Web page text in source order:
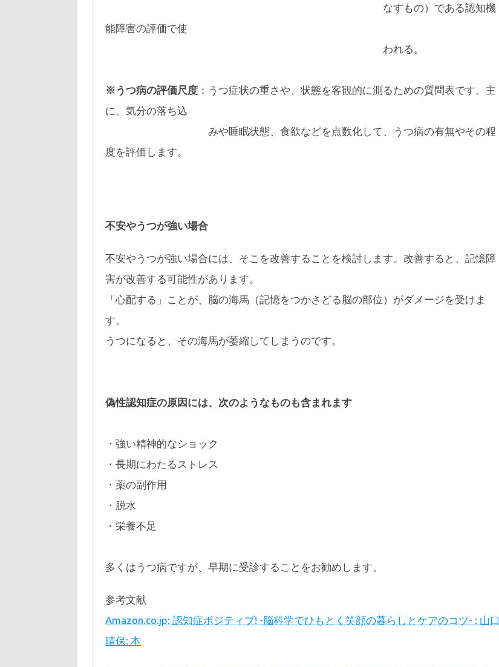
なすもの）である認知機
能障害の評価で使
われる。
※うつ病の評価尺度：うつ症状の重さや、状態を客観的に測るための質問表です。主
に、気分の落ち込
みや睡眠状態、食欲などを点数化して、うつ病の有無やその程
度を評価します。
不安やうつが強い場合
不安やうつが強い場合には、そこを改善することを検討します。改善すると、記憶障
害が改善する可能性があります。
「心配する」ことが、脳の海馬（記憶をつかさどる脳の部位）がダメージを受けま
す。
うつになると、その海馬が萎縮してしまうのです。
偽性認知症の原因には、次のようなものも含まれます
・強い精神的なショック
・長期にわたるストレス
・薬の副作用
・脱水
・栄養不足
多くはうつ病ですが、早期に受診することをお勧めします。
参考文献
Amazon.co.jp: 認知症ポジティブ! -脳科学でひもとく笑顔の暮らしとケアのコツ- : 山口
晴保: 本